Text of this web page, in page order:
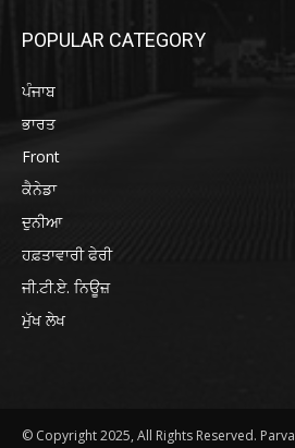
POPULAR CATEGORY
ਪੰਜਾਬ
ਭਾਰਤ
Front
ਕੈਨੇਡਾ
ਦੁਨੀਆ
ਹਫ਼ਤਾਵਾਰੀ ਫੇਰੀ
ਜੀ.ਟੀ.ਏ. ਨਿਊਜ਼
ਮੁੱਖ ਲੇਖ
© Copyright 2025, All Rights Reserved.